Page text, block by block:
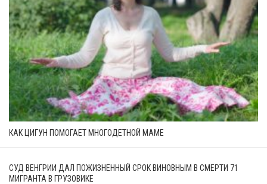
КАК ЦИГУН ПОМОГАЕТ МНОГОДЕТНОЙ МАМЕ
СУД ВЕНГРИИ ДАЛ ПОЖИЗНЕННЫЙ СРОК ВИНОВНЫМ В СМЕРТИ 71
МИГРАНТА В ГРУЗОВИКЕ